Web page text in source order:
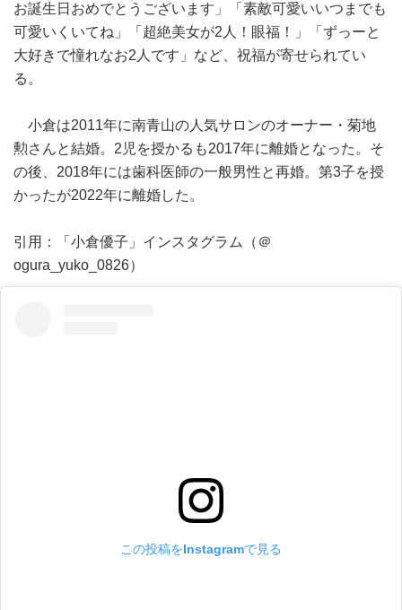
お誕生日おめでとうございます」「素敵可愛いいつまでも
可愛いくいてね」「超絶美女が2人！眼福！」「ずっーと
大好きで憧れなお2人です」など、祝福が寄せられてい
る。
小倉は2011年に南青山の人気サロンのオーナー・菊地
勲さんと結婚。2児を授かるも2017年に離婚となった。そ
の後、2018年には歯科医師の一般男性と再婚。第3子を授
かったが2022年に離婚した。
引用：「小倉優子」インスタグラム（＠
ogura_yuko_0826）
この投稿をInstagramで見る